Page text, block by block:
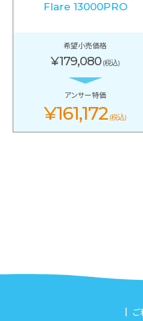
Flare 13000PRO
希望小売価格
¥179,080 (税込)
アンサー特価
¥161,172 (税込)
ご